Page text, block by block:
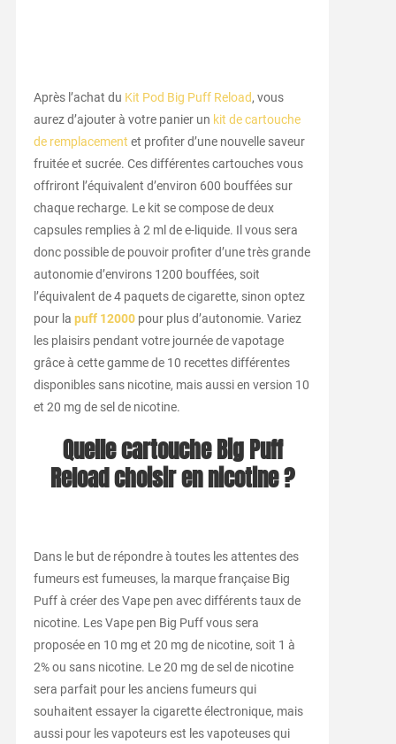
Après l’achat du Kit Pod Big Puff Reload, vous
aurez d’ajouter à votre panier un kit de cartouche
de remplacement et profiter d’une nouvelle saveur
fruitée et sucrée. Ces différentes cartouches vous
offriront l’équivalent d’environ 600 bouffées sur
chaque recharge. Le kit se compose de deux
capsules remplies à 2 ml de e-liquide. Il vous sera
donc possible de pouvoir profiter d’une très grande
autonomie d’environs 1200 bouffées, soit
l’équivalent de 4 paquets de cigarette, sinon optez
pour la puff 12000pour plus d’autonomie. Variez
les plaisirs pendant votre journée de vapotage
grâce à cette gamme de 10 recettes différentes
disponibles sans nicotine, mais aussi en version 10
et 20 mg de sel de nicotine.
Quelle cartouche Big Puff
Reload choisir en nicotine ?
Dans le but de répondre à toutes les attentes des
fumeurs est fumeuses, la marque française Big
Puff à créer des Vape pen avec différents taux de
nicotine. Les Vape pen Big Puff vous sera
proposée en 10 mg et 20 mg de nicotine, soit 1 à
2% ou sans nicotine. Le 20 mg de sel de nicotine
sera parfait pour les anciens fumeurs qui
souhaitent essayer la cigarette électronique, mais
aussi pour les vapoteurs est les vapoteuses qui